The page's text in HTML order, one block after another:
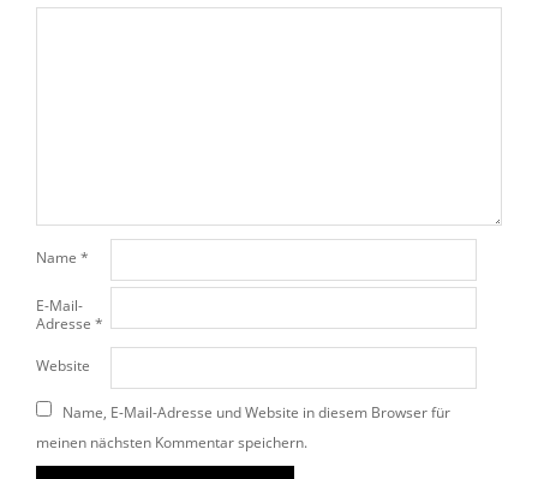
Name *
E-Mail-
Adresse *
Website
Name, E-Mail-Adresse und Website in diesem Browser für
meinen nächsten Kommentar speichern.